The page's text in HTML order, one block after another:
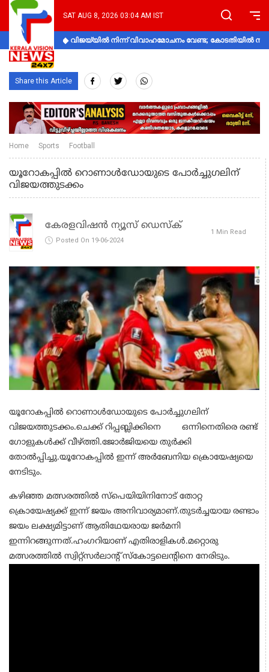
SAT AUG 8, 2026 03:04 AM IST
വിജയ്‌യിൽ നിന്ന് വിവാഹമോചനം വേണ്ട; കോടതിയിൽ
Share this Article
Home Sports Football
യൂറോകപ്പില്‍ റൊണാള്‍ഡോയുടെ പോര്‍ച്ചുഗലിന്
വിജയത്തുടക്കം
കേരളവിഷൻ ന്യൂസ് ഡെസ്‌ക്
Posted On 19-06-2024
1 Min Read
യൂറോകപ്പില്‍ റൊണാള്‍ഡോയുടെ പോര്‍ച്ചുഗലിന്
വിജയത്തുടക്കം.ചെക്ക് റിപ്പബ്ലിക്കിനെ
ഒന്നിനെതിരെ രണ്ട്
ഗോളുകള്‍ക്ക് വീഴ്ത്തി.ജോര്‍ജിയയെ തുര്‍ക്കി
തോല്‍പ്പിച്ചു.യൂറോകപ്പില്‍ ഇന്ന് അര്‍ബേനിയ ക്രൊയേഷ്യയെ
നേടിടും.
കഴിഞ്ഞ മത്സരത്തില്‍ സ്‌പെയിയിനിനോട് തോറ്റ
ക്രൊയേഷ്യക്ക് ഇന്ന് ജയം അനിവാര്യമാണ്.തുടര്‍ച്ചയായ രണ്ടാം
ജയം ലക്ഷ്യമിട്ടാണ് ആതിഥേയരായ ജര്‍മനി
ഇന്നിറങ്ങുന്നത്.ഹംഗറിയാണ് എതിരാളികള്‍.മറ്റൊരു
മത്സരത്തില്‍ സ്വിറ്റ്‌സര്‍ലാന്റ് സ്‌കോട്ടലെന്റിനെ നേരിടും.